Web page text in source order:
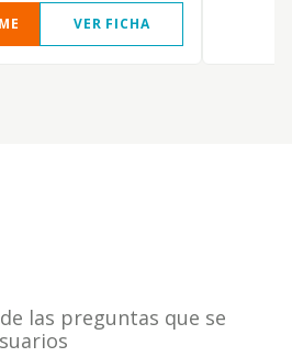
VER FICHA
las preguntas que se